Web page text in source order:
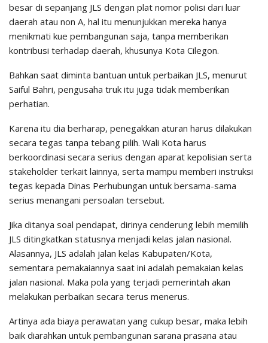
besar di sepanjang JLS dengan plat nomor polisi dari luar
daerah atau non A, hal itu menunjukkan mereka hanya
menikmati kue pembangunan saja, tanpa memberikan
kontribusi terhadap daerah, khusunya Kota Cilegon.
Bahkan saat diminta bantuan untuk perbaikan JLS, menurut
Saiful Bahri, pengusaha truk itu juga tidak memberikan
perhatian.
Karena itu dia berharap, penegakkan aturan harus dilakukan
secara tegas tanpa tebang pilih. Wali Kota harus
berkoordinasi secara serius dengan aparat kepolisian serta
stakeholder terkait lainnya, serta mampu memberi instruksi
tegas kepada Dinas Perhubungan untuk bersama-sama
serius menangani persoalan tersebut.
Jika ditanya soal pendapat, dirinya cenderung lebih memilih
JLS ditingkatkan statusnya menjadi kelas jalan nasional.
Alasannya, JLS adalah jalan kelas Kabupaten/Kota,
sementara pemakaiannya saat ini adalah pemakaian kelas
jalan nasional. Maka pola yang terjadi pemerintah akan
melakukan perbaikan secara terus menerus.
Artinya ada biaya perawatan yang cukup besar, maka lebih
baik diarahkan untuk pembangunan sarana prasana atau